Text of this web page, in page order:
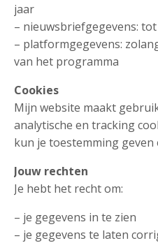
jaar
– nieuwsbriefgegevens:
– platformgegevens:
van het programma
Cookies
Mijn website maakt
analytische en tracking
kun je toestemming
Jouw rechten
Je hebt het recht om:
– je gegevens in te zien
– je gegevens te laten